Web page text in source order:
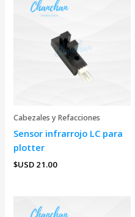
Cabezales y Refacciones
Sensor infrarrojo LC para
plotter
$USD 21.00